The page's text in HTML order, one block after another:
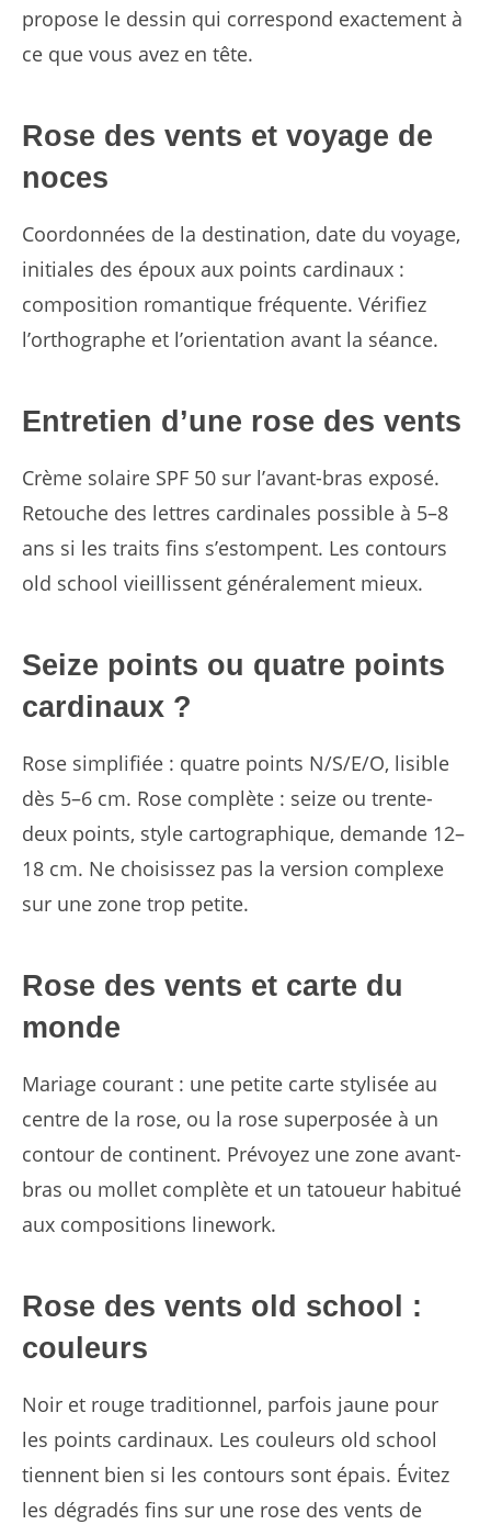
propose le dessin qui correspond exactement à
ce que vous avez en tête.
Rose des vents et voyage de
noces
Coordonnées de la destination, date du voyage,
initiales des époux aux points cardinaux :
composition romantique fréquente. Vérifiez
l’orthographe et l’orientation avant la séance.
Entretien d’une rose des vents
Crème solaire SPF 50 sur l’avant-bras exposé.
Retouche des lettres cardinales possible à 5–8
ans si les traits fins s’estompent. Les contours
old school vieillissent généralement mieux.
Seize points ou quatre points
cardinaux ?
Rose simplifiée : quatre points N/S/E/O, lisible
dès 5–6 cm. Rose complète : seize ou trente-
deux points, style cartographique, demande 12–
18 cm. Ne choisissez pas la version complexe
sur une zone trop petite.
Rose des vents et carte du
monde
Mariage courant : une petite carte stylisée au
centre de la rose, ou la rose superposée à un
contour de continent. Prévoyez une zone avant-
bras ou mollet complète et un tatoueur habitué
aux compositions linework.
Rose des vents old school :
couleurs
Noir et rouge traditionnel, parfois jaune pour
les points cardinaux. Les couleurs old school
tiennent bien si les contours sont épais. Évitez
les dégradés fins sur une rose des vents de